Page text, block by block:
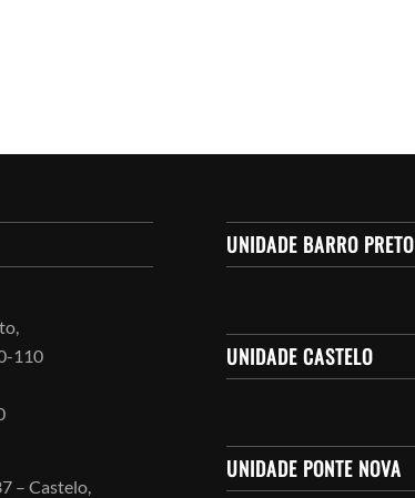
110
– Castelo,
UNIDADE BARRO PRETO
UNIDADE CASTELO
UNIDADE PONTE NOVA